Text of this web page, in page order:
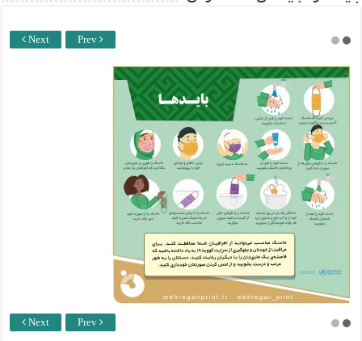
Next Prev
Next Prev